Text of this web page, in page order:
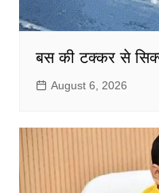
बस की टक्कर से
August 6, 2026